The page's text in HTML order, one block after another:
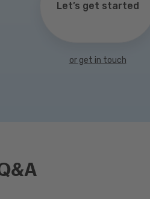
Let’s get started
or get in touch